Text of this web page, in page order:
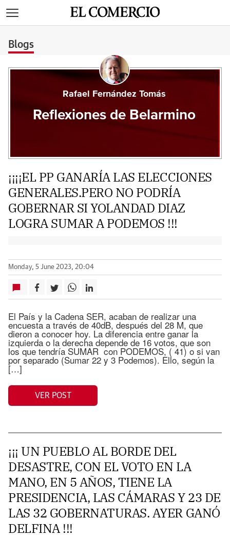
Blogs
Rafael Fernández Tomás
Reflexiones de Belarmino
¡¡¡¡EL PP GANARÍA LAS ELECCIONES
GENERALES.PERO NO PODRÍA
GOBERNAR SI YOLANDAD DIAZ
LOGRA SUMAR A PODEMOS !!!
Monday, 5 June 2023, 20:04
El País y la Cadena SER, acaban de realizar una
encuesta a través de 40dB, después del 28 M, que
dieron a conocer hoy. La diferencia entre ganar la
izquierda o la derecha depende de 16 votos, que son
los que tendría SUMAR con PODEMOS, ( 41) o si van
por separado (Sumar 22 y 3 Podemos). Ello, según la
[…]
VER POST
¡¡¡ UN PUEBLO AL BORDE DEL
DESASTRE, CON EL VOTO EN LA
MANO, EN 5 AÑOS, TIENE LA
PRESIDENCIA, LAS CÁMARAS Y 23 DE
LAS 32 GOBERNATURAS. AYER GANÓ
DELFINA !!!